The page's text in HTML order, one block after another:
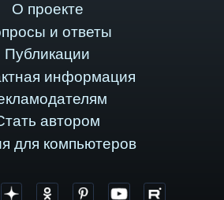
О проекте
и ответы
Публикации
информация
автором
для компьютеров